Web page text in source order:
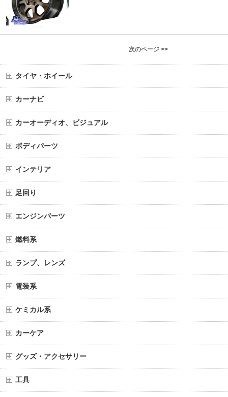
次のページ >>
タイヤ・ホイール
カーナビ
カーオーディオ、ビジュアル
ボディパーツ
インテリア
足回り
エンジンパーツ
燃料系
ランプ、レンズ
電装系
ケミカル系
カーケア
グッズ・アクセサリー
工具